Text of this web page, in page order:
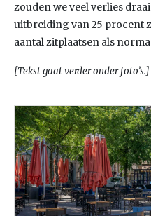
zouden we veel verlies
uitbreiding van 25 procent
aantal zitplaatsen als
[Tekst gaat verder onder foto’s.]